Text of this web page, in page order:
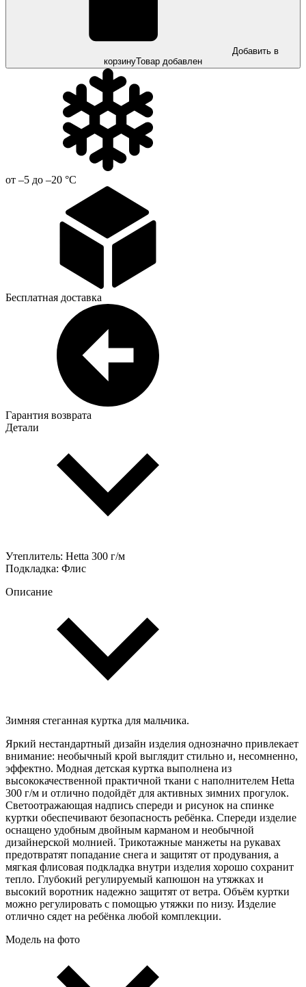
Добавить в
корзинуТовар добавлен
от –5 до –20 °С
Бесплатная доставка
Гарантия возврата
Детали
Утеплитель: Hetta 300 г/м
Подкладка: Флис
Описание
Зимняя стеганная куртка для мальчика.
Яркий нестандартный дизайн изделия однозначно привлекает
внимание: необычный крой выглядит стильно и, несомненно,
эффектно. Модная детская куртка выполнена из
высококачественной практичной ткани с наполнителем Hetta
300 г/м и отлично подойдёт для активных зимних прогулок.
Светоотражающая надпись спереди и рисунок на спинке
куртки обеспечивают безопасность ребёнка. Спереди изделие
оснащено удобным двойным карманом и необычной
дизайнерской молнией. Трикотажные манжеты на рукавах
предотвратят попадание снега и защитят от продувания, а
мягкая флисовая подкладка внутри изделия хорошо сохранит
тепло. Глубокий регулируемый капюшон на утяжках и
высокий воротник надежно защитят от ветра. Объём куртки
можно регулировать с помощью утяжки по низу. Изделие
отлично сядет на ребёнка любой комплекции.
Модель на фото